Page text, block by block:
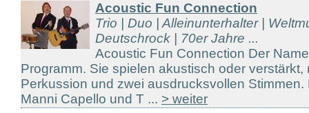
Acoustic Fun Connection
Trio | Duo | Alleinunterhalter |
Deutschrock | 70er Jahre ...
Acoustic Fun Connection Der
Programm. Sie spielen akustisch oder verstärkt,
Perkussion und zwei ausdrucksvollen
Manni Capello und T ... > weiter